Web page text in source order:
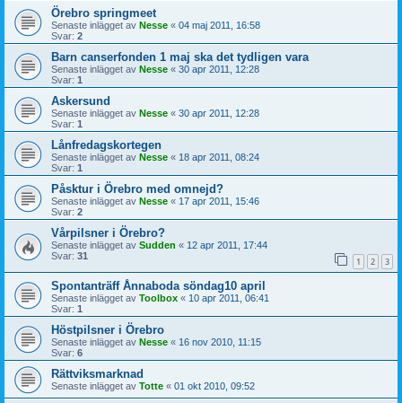
Örebro springmeet
Senaste inlägget av Nesse « 04 maj 2011, 16:58
Svar: 2
Barn canserfonden 1 maj ska det tydligen vara
Senaste inlägget av Nesse « 30 apr 2011, 12:28
Svar: 1
Askersund
Senaste inlägget av Nesse « 30 apr 2011, 12:28
Svar: 1
Lånfredagskortegen
Senaste inlägget av Nesse « 18 apr 2011, 08:24
Svar: 1
Påsktur i Örebro med omnejd?
Senaste inlägget av Nesse « 17 apr 2011, 15:46
Svar: 2
Vårpilsner i Örebro?
Senaste inlägget av Sudden « 12 apr 2011, 17:44
Svar: 31 1 2 3
Spontanträff Ånnaboda söndag10 april
Senaste inlägget av Toolbox « 10 apr 2011, 06:41
Svar: 1
Höstpilsner i Örebro
Senaste inlägget av Nesse « 16 nov 2010, 11:15
Svar: 6
Rättviksmarknad
Senaste inlägget av Totte « 01 okt 2010, 09:52